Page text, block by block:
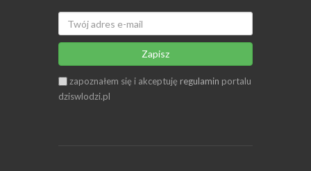
Zapisz
zapoznałem się i akceptuję regulamin portalu
dziswlodzi.pl